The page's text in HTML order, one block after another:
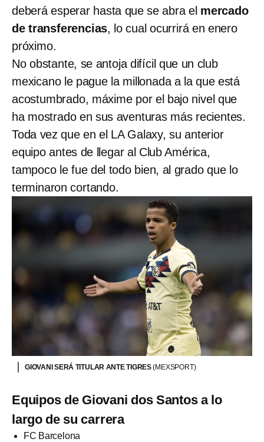
deberá esperar hasta que se abra el mercado
de transferencias, lo cual ocurrirá en enero
próximo.
No obstante, se antoja difícil que un club
mexicano le pague la millonada a la que está
acostumbrado, máxime por el bajo nivel que
ha mostrado en sus aventuras más recientes.
Toda vez que en el LA Galaxy, su anterior
equipo antes de llegar al Club América,
tampoco le fue del todo bien, al grado que lo
terminaron cortando.
GIOVANI SERÁ TITULAR ANTE TIGRES(MEXSPORT)
Equipos de Giovani dos Santos a lo
largo de su carrera
FC Barcelona